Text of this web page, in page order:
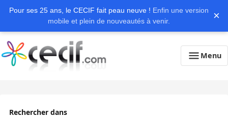
Pour ses 25 ans, le CECIF fait peau neuve ! Enfin une version
mobile et plein de nouveautés à venir.
×
Menu
Rechercher dans